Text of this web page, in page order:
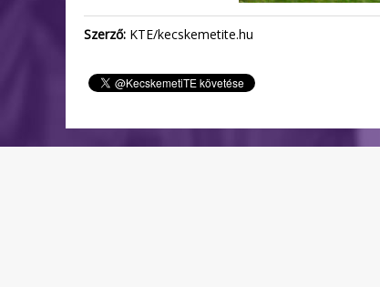
Szerző: KTE/kecskemetite.hu